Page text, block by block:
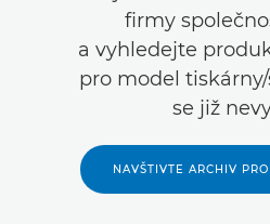
firmy
a vyhledejte
pro model
se již
NAVŠTIVTE ARCHIV